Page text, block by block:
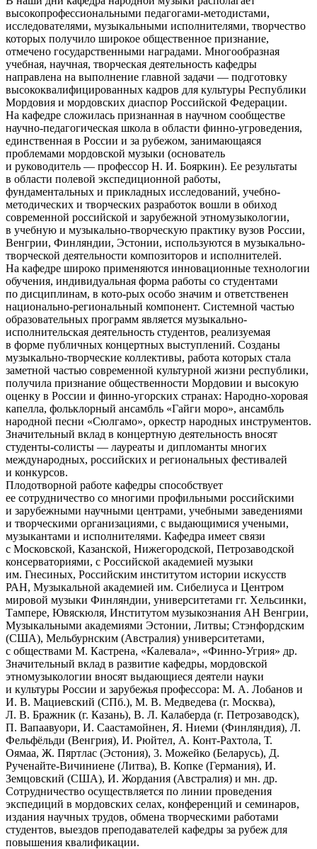
высокопрофессиональными педагогами-методистами,
исследователями, музыкальными исполнителями, творчество
которых получило широкое общественное признание,
отмечено государственными наградами. Многообразная
учебная, научная, творческая деятельность кафедры
направлена на выполнение главной задачи — подготовку
высококвалифицированных кадров для культуры Республики
Мордовия и мордовских диаспор Российской Федерации.
На кафедре сложилась признанная в научном сообществе
научно-педагогическая школа в области финно-угроведения,
единственная в России и за рубежом, занимающаяся
проблемами мордовской музыки (основатель
и руководитель — профессор Н. И. Бояркин). Ее результаты
в области полевой экспедиционной работы,
фундаментальных и прикладных исследований, учебно-
методических и творческих разработок вошли в обиход
современной российской и зарубежной этномузыкологии,
в учебную и музыкально-творческую практику вузов России,
Венгрии, Финляндии, Эстонии, используются в музыкально-
творческой деятельности композиторов и исполнителей.
На кафедре широко применяются инновационные технологии
обучения, индивидуальная форма работы со студентами
по дисциплинам, в кото-рых особо значим и ответственен
национально-региональный компонент. Системной частью
образовательных программ является музыкально-
исполнительская деятельность студентов, реализуемая
в форме публичных концертных выступлений. Созданы
музыкально-творческие коллективы, работа которых стала
заметной частью современной культурной жизни республики,
получила признание общественности Мордовии и высокую
оценку в России и финно-угорских странах: Народно-хоровая
капелла, фольклорный ансамбль «Гайги моро», ансамбль
народной песни «Сюлгамо», оркестр народных инструментов.
Значительный вклад в концертную деятельность вносят
студенты-солисты — лауреаты и дипломанты многих
международных, российских и региональных фестивалей
и конкурсов.
Плодотворной работе кафедры способствует
ее сотрудничество со многими профильными российскими
и зарубежными научными центрами, учебными заведениями
и творческими организациями, с выдающимися учеными,
музыкантами и исполнителями. Кафедра имеет связи
с Московской, Казанской, Нижегородской, Петрозаводской
консерваториями, с Российской академией музыки
им. Гнесиных, Российским институтом истории искусств
РАН, Музыкальной академией им. Сибелиуса и Центром
мировой музыки Финляндии, университетами гг. Хельсинки,
Тампере, Ювяскюля, Институтом музыкознания АН Венгрии,
Музыкальными академиями Эстонии, Литвы; Стэнфордским
(США), Мельбурнским (Австралия) университетами,
с обществами М. Кастрена, «Калевала», «Финно-Угрия» др.
Значительный вклад в развитие кафедры, мордовской
этномузыкологии вносят выдающиеся деятели науки
и культуры России и зарубежья профессора: М. А. Лобанов и
И. В. Мациевский (СПб.), М. В. Медведева (г. Москва),
Л. В. Бражник (г. Казань), В. Л. Калаберда (г. Петрозаводск),
П. Вапаавуори, И. Саастамойнен, Я. Ниеми (Финляндия), Л.
Фельфёльди (Венгрия), И. Рюйтел, А. Конт-Рахтола, Т.
Оямаа, Ж. Пяртлас (Эстония), 3. Можейко (Беларусь), Д.
Рученайте-Вичиниене (Литва), В. Копке (Германия), И.
Земцовский (США), И. Жордания (Австралия) и мн. др.
Сотрудничество осуществляется по линии проведения
экспедиций в мордовских селах, конференций и семинаров,
издания научных трудов, обмена творческими работами
студентов, выездов преподавателей кафедры за рубеж для
повышения квалификации.